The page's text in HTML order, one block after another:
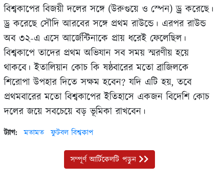
বিশ্বকাপের বিজয়ী দলের সঙ্গে (উরুগুয়ে ও স্পেন) ড্র করেছে।
ড্র করেছে সৌদি আরবের সঙ্গে প্রথম রাউন্ডে। এরপর রাউন্ড
অব ৩২-এ এসে আর্জেন্টিনাকে প্রায় ধরেই ফেলেছিল।
বিশ্বকাপে তাদের প্রথম অভিযান সব সময় স্মরণীয় হয়ে
থাকবে। ইতালিয়ান কোচ কি ষষ্ঠবারের মতো ব্রাজিলকে
শিরোপা উপহার দিতে সক্ষম হবেন? যদি এটি হয়, তবে
প্রথমবারের মতো বিশ্বকাপের ইতিহাসে একজন বিদেশি কোচ
দলের জয়ে সবচেয়ে বড় ভূমিকা রাখবেন।
ট্যাগ: মতামত ফুটবল বিশ্বকাপ
সম্পূর্ণ আর্টিকেলটি পড়ুন